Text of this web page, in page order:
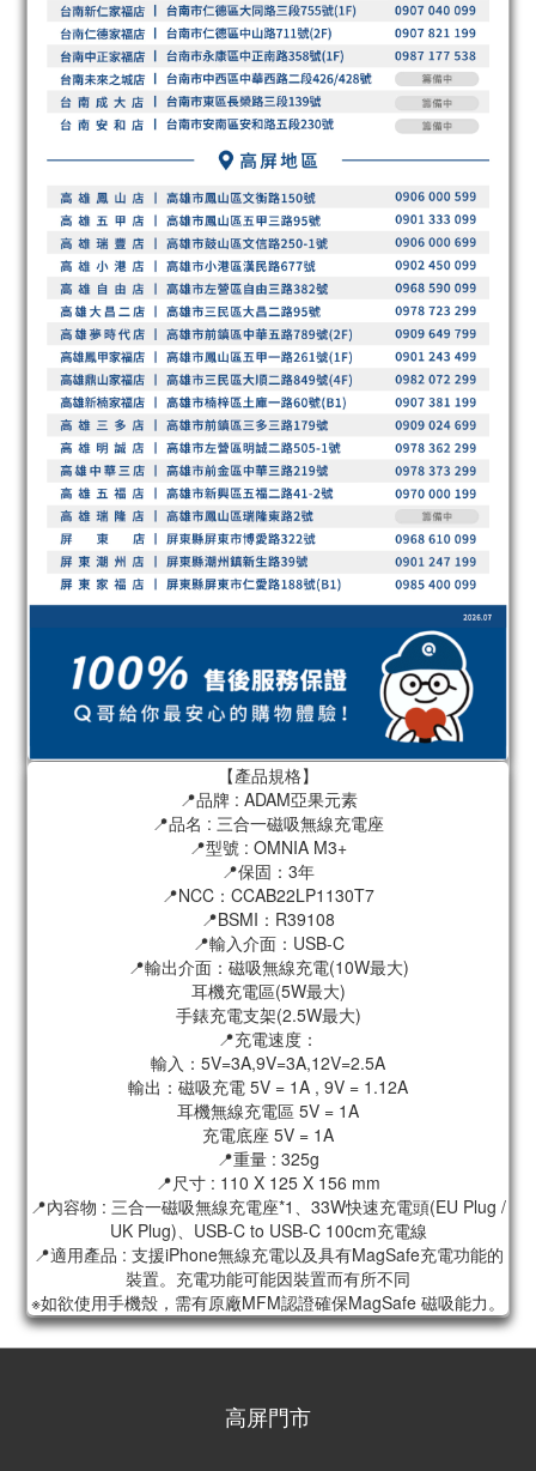
【產品規格】
📍品牌 : ADAM亞果元素
📍品名 : 三合一磁吸無線充電座
📍型號 : OMNIA M3+
📍保固：3年
📍NCC：CCAB22LP1130T7
📍BSMI：R39108
📍輸入介面：USB-C
📍輸出介面：磁吸無線充電(10W最大)
耳機充電區(5W最大)
手錶充電支架(2.5W最大)
📍充電速度：
輸入：5V=3A,9V=3A,12V=2.5A
輸出：磁吸充電 5V = 1A , 9V = 1.12A
耳機無線充電區 5V = 1A
充電底座 5V = 1A
📍重量 : 325g
📍尺寸 : 110 X 125 X 156 mm
📍內容物 : 三合一磁吸無線充電座*1、33W快速充電頭(EU Plug /
UK Plug)、USB-C to USB-C 100cm充電線
📍適用產品 : 支援iPhone無線充電以及具有MagSafe充電功能的
裝置。充電功能可能因裝置而有所不同
※如欲使用手機殼，需有原廠MFM認證確保MagSafe 磁吸能力。
高屏門市